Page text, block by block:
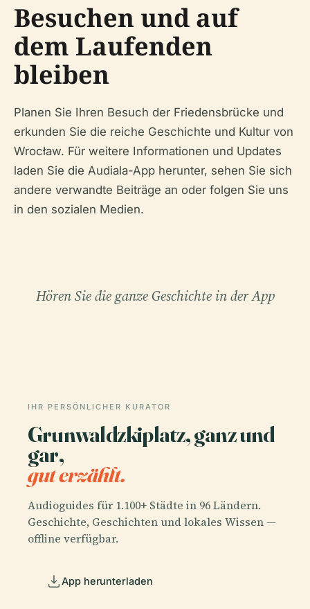
Besuchen und auf
dem Laufenden
bleiben
Planen Sie Ihren Besuch der Friedensbrücke und
erkunden Sie die reiche Geschichte und Kultur von
Wrocław. Für weitere Informationen und Updates
laden Sie die Audiala-App herunter, sehen Sie sich
andere verwandte Beiträge an oder folgen Sie uns
in den sozialen Medien.
Hören Sie die ganze Geschichte in der App
IHR PERSÖNLICHER KURATOR
Grunwaldzkiplatz, ganz und
gar,
gut erzählt.
Audioguides für 1.100+ Städte in 96 Ländern.
Geschichte, Geschichten und lokales Wissen —
offline verfügbar.
App herunterladen